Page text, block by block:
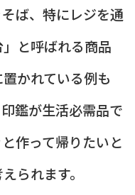
ば、特にレジを通
と呼ばれる商品
かれている例も
鑑が生活必需品で
作って帰りたいと
られます。